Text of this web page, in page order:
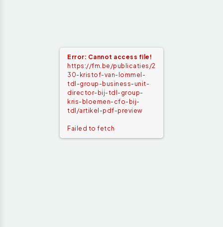
Error: Cannot access file!
https://fm.be/publicaties/2
30-kristof-van-lommel-
tdl-group-business-unit-
director-bij-tdl-group-
kris-bloemen-cfo-bij-
tdl/artikel-pdf-preview
Failed to fetch